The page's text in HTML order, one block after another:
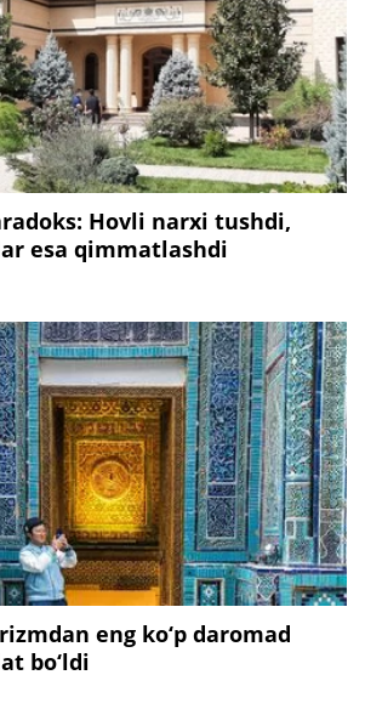
Hovli narxi tushdi,
esa qimmatlashdi
eng ko‘p daromad
bo‘ldi